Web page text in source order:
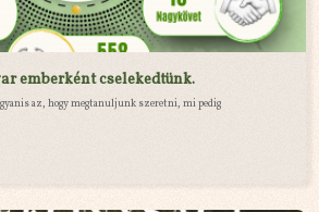
emberként cselekedtünk.
az, hogy megtanuljunk szeretni, mi pedig